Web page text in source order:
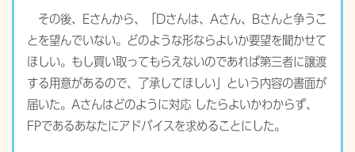
その後、Eさんから、「Dさんは、Aさん、Bさんと争うこ
とを望んでいない。どのような形ならよいか要望を聞かせて
ほしい。もし買い取ってもらえないのであれば第三者に譲渡
する用意があるので、了承してほしい」という内容の書面が
届いた。Aさんはどのように対応 したらよいかわからず、
FPであるあなたにアドバイスを求めることにした。